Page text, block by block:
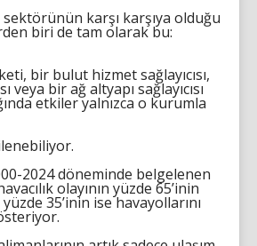
sektörünün karşı karşıya olduğu
biri de tam olarak bu:
bir bulut hizmet sağlayıcısı,
veya bir ağ altyapı sağlayıcısı
etkiler yalnızca o kurumla
2024 döneminde belgelenen
olayının yüzde 65’inin
35’inin ise havayollarını